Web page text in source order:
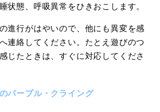
状態、呼吸異常をひきおこします。
進行がはやいので、他にも異変を感
連絡してください。たとえ遊びのつ
じたときは、すぐに対応してくださ
パープル・クライング